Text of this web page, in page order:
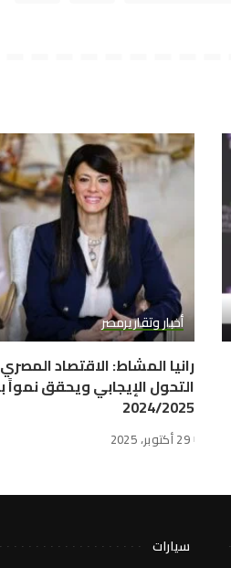
أخبار وتقاريرمصر
رانيا المشاط: الاقتصاد
2024/2025
29 أكتوبر، 2025
سيارات